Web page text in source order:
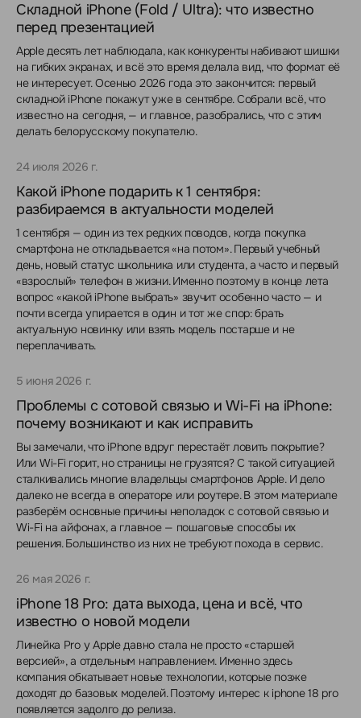
Складной iPhone (Fold / Ultra): что известно
перед презентацией
Apple десять лет наблюдала, как конкуренты набивают шишки
на гибких экранах, и всё это время делала вид, что формат её
не интересует. Осенью 2026 года это закончится: первый
складной iPhone покажут уже в сентябре. Собрали всё, что
известно на сегодня, — и главное, разобрались, что с этим
делать белорусскому покупателю.
24 июля 2026 г.
Какой iPhone подарить к 1 сентября:
разбираемся в актуальности моделей
1 сентября — один из тех редких поводов, когда покупка
смартфона не откладывается «на потом». Первый учебный
день, новый статус школьника или студента, а часто и первый
«взрослый» телефон в жизни. Именно поэтому в конце лета
вопрос «какой iPhone выбрать» звучит особенно часто — и
почти всегда упирается в один и тот же спор: брать
актуальную новинку или взять модель постарше и не
переплачивать.
5 июня 2026 г.
Проблемы с сотовой связью и Wi-Fi на iPhone:
почему возникают и как исправить
Вы замечали, что iPhone вдруг перестаёт ловить покрытие?
Или Wi-Fi горит, но страницы не грузятся? С такой ситуацией
сталкивались многие владельцы смартфонов Apple. И дело
далеко не всегда в операторе или роутере. В этом материале
разберём основные причины неполадок с сотовой связью и
Wi-Fi на айфонах, а главное — пошаговые способы их
решения. Большинство из них не требуют похода в сервис.
26 мая 2026 г.
iPhone 18 Pro: дата выхода, цена и всё, что
известно о новой модели
Линейка Pro у Apple давно стала не просто «старшей
версией», а отдельным направлением. Именно здесь
компания обкатывает новые технологии, которые позже
доходят до базовых моделей. Поэтому интерес к iphone 18 pro
появляется задолго до релиза.